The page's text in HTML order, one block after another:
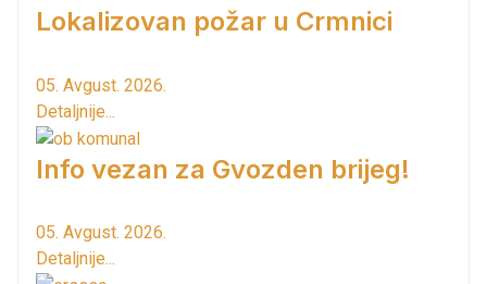
Lokalizovan požar u Crmnici
05. Avgust. 2026.
Detaljnije...
Info vezan za Gvozden brijeg!
05. Avgust. 2026.
Detaljnije...